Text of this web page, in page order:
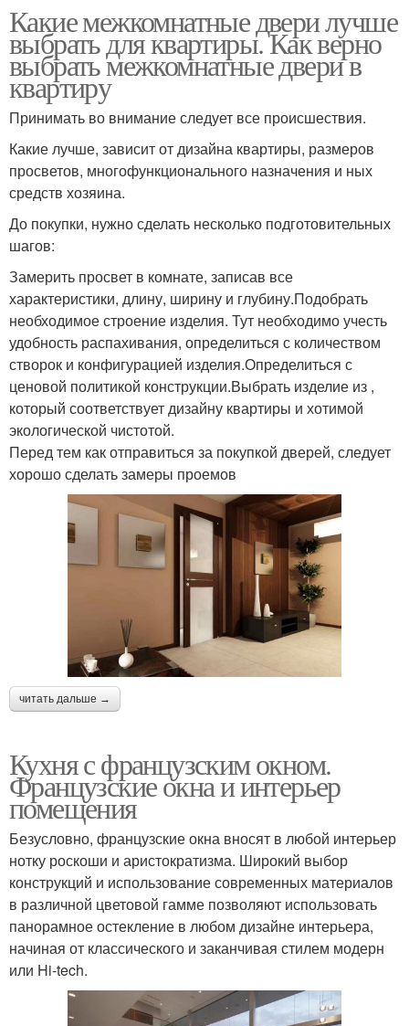
Какие межкомнатные двери лучше
выбрать для квартиры. Как верно
выбрать межкомнатные двери в
квартиру
Принимать во внимание следует все происшествия.
Какие лучше, зависит от дизайна квартиры, размеров
просветов, многофункционального назначения и ных
средств хозяина.
До покупки, нужно сделать несколько подготовительных
шагов:
Замерить просвет в комнате, записав все
характеристики, длину, ширину и глубину.Подобрать
необходимое строение изделия. Тут необходимо учесть
удобность распахивания, определиться с количеством
створок и конфигурацией изделия.Определиться с
ценовой политикой конструкции.Выбрать изделие из ,
который соответствует дизайну квартиры и хотимой
экологической чистотой.
Перед тем как отправиться за покупкой дверей, следует
хорошо сделать замеры проемов
читать дальше →
Кухня с французским окном.
Французские окна и интерьер
помещения
Безусловно, французские окна вносят в любой интерьер
нотку роскоши и аристократизма. Широкий выбор
конструкций и использование современных материалов
в различной цветовой гамме позволяют использовать
панорамное остекление в любом дизайне интерьера,
начиная от классического и заканчивая стилем модерн
или Hi-tech.